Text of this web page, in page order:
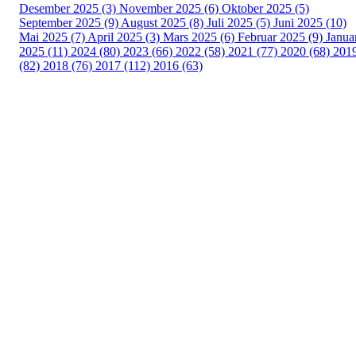
Desember 2025 (3) November 2025 (6) Oktober 2025 (5)
September 2025 (9) August 2025 (8) Juli 2025 (5) Juni 2025 (10)
Mai 2025 (7) April 2025 (3) Mars 2025 (6) Februar 2025 (9)
2025 (11) 2024 (80) 2023 (66) 2022 (58) 2021 (77) 2020 (68)
(82) 2018 (76) 2017 (112) 2016 (63)